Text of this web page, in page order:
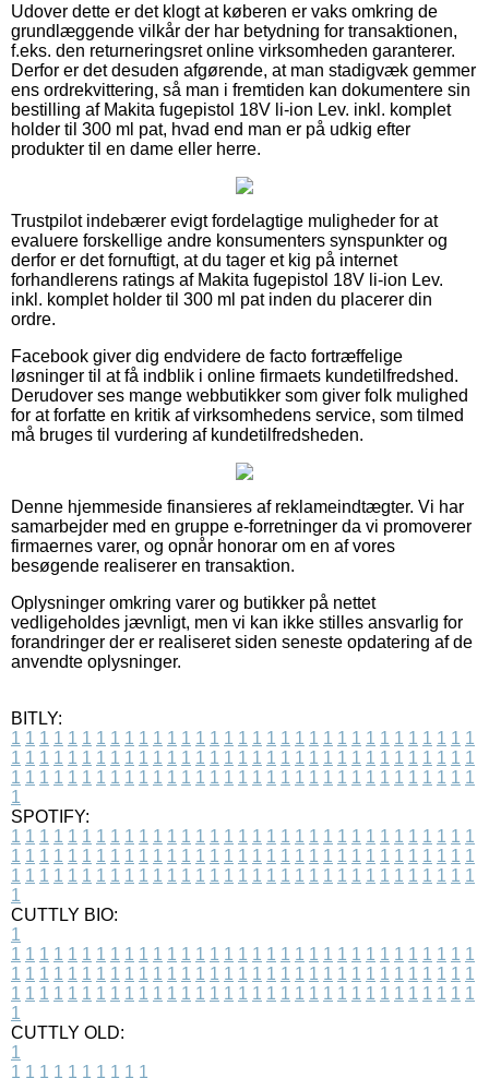
Udover dette er det klogt at køberen er vaks omkring de
grundlæggende vilkår der har betydning for transaktionen,
f.eks. den returneringsret online virksomheden garanterer.
Derfor er det desuden afgørende, at man stadigvæk gemmer
ens ordrekvittering, så man i fremtiden kan dokumentere sin
bestilling af Makita fugepistol 18V li-ion Lev. inkl. komplet
holder til 300 ml pat, hvad end man er på udkig efter
produkter til en dame eller herre.
Trustpilot indebærer evigt fordelagtige muligheder for at
evaluere forskellige andre konsumenters synspunkter og
derfor er det fornuftigt, at du tager et kig på internet
forhandlerens ratings af Makita fugepistol 18V li-ion Lev.
inkl. komplet holder til 300 ml pat inden du placerer din
ordre.
Facebook giver dig endvidere de facto fortræffelige
løsninger til at få indblik i online firmaets kundetilfredshed.
Derudover ses mange webbutikker som giver folk mulighed
for at forfatte en kritik af virksomhedens service, som tilmed
må bruges til vurdering af kundetilfredsheden.
Denne hjemmeside finansieres af reklameindtægter. Vi har
samarbejder med en gruppe e-forretninger da vi promoverer
firmaernes varer, og opnår honorar om en af vores
besøgende realiserer en transaktion.
Oplysninger omkring varer og butikker på nettet
vedligeholdes jævnligt, men vi kan ikke stilles ansvarlig for
forandringer der er realiseret siden seneste opdatering af de
anvendte oplysninger.
BITLY:
1 1 1 1 1 1 1 1 1 1 1 1 1 1 1 1 1 1 1 1 1 1 1 1 1 1 1 1 1 1 1 1 1
1 1 1 1 1 1 1 1 1 1 1 1 1 1 1 1 1 1 1 1 1 1 1 1 1 1 1 1 1 1 1 1 1
1 1 1 1 1 1 1 1 1 1 1 1 1 1 1 1 1 1 1 1 1 1 1 1 1 1 1 1 1 1 1 1 1
1
SPOTIFY:
1 1 1 1 1 1 1 1 1 1 1 1 1 1 1 1 1 1 1 1 1 1 1 1 1 1 1 1 1 1 1 1 1
1 1 1 1 1 1 1 1 1 1 1 1 1 1 1 1 1 1 1 1 1 1 1 1 1 1 1 1 1 1 1 1 1
1 1 1 1 1 1 1 1 1 1 1 1 1 1 1 1 1 1 1 1 1 1 1 1 1 1 1 1 1 1 1 1 1
1
CUTTLY BIO:
1
1 1 1 1 1 1 1 1 1 1 1 1 1 1 1 1 1 1 1 1 1 1 1 1 1 1 1 1 1 1 1 1 1
1 1 1 1 1 1 1 1 1 1 1 1 1 1 1 1 1 1 1 1 1 1 1 1 1 1 1 1 1 1 1 1 1
1 1 1 1 1 1 1 1 1 1 1 1 1 1 1 1 1 1 1 1 1 1 1 1 1 1 1 1 1 1 1 1 1
1
CUTTLY OLD:
1
1 1 1 1 1 1 1 1 1 1